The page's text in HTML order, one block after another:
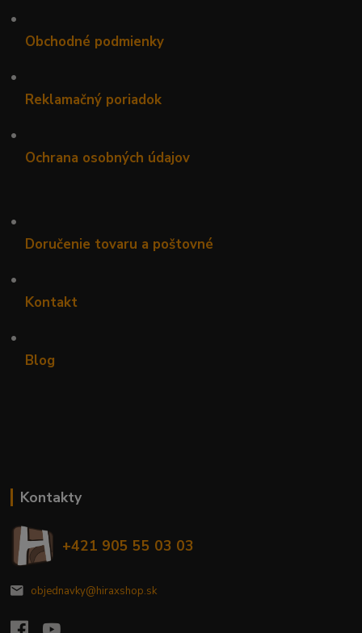
•
Obchodné podmienky
•
Reklamačný poriadok
•
Ochrana osobných údajov
•
Doručenie tovaru a poštovné
•
Kontakt
•
Blog
Kontakty
+421 905 55 03 03
objednavky@hiraxshop.sk